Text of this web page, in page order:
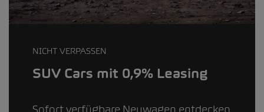
NICHT VERPASSEN
SUV Cars mit 0,9% Leasing